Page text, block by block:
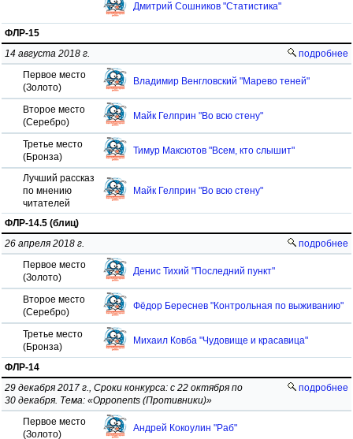
Дмитрий Сошников "Статистика"
ФЛР-15
подробнее
14 августа 2018 г.
Первое место
(Золото)
Владимир Венгловский "Марево теней"
Второе место
(Серебро)
Майк Гелприн "Во всю стену"
Третье место
(Бронза)
Тимур Максютов "Всем, кто слышит"
Лучший рассказ
по мнению
читателей
Майк Гелприн "Во всю стену"
ФЛР-14.5 (блиц)
подробнее
26 апреля 2018 г.
Первое место
(Золото)
Денис Тихий "Последний пункт"
Второе место
(Серебро)
Фёдор Береснев "Контрольная по выживанию"
Третье место
(Бронза)
Михаил Ковба "Чудовище и красавица"
ФЛР-14
подробнее
29 декабря 2017 г., Сроки конкурса: с 22 октября по
30 декабря. Тема: «Opponents (Противники)»
Первое место
(Золото)
Андрей Кокоулин "Раб"